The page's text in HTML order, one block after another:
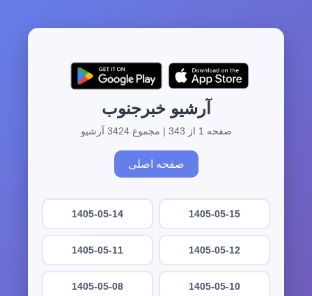
آرشیو خبرجنوب
صفحه 1 از 343 | مجموع 3424 آرشیو
صفحه اصلی
1405-05-15
1405-05-14
1405-05-12
1405-05-11
1405-05-10
1405-05-08